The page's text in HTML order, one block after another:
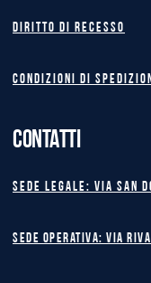
Diritto di recesso
Condizioni di
CONTATTI
Sede legale: Via San
Sede operativa: Via Riva